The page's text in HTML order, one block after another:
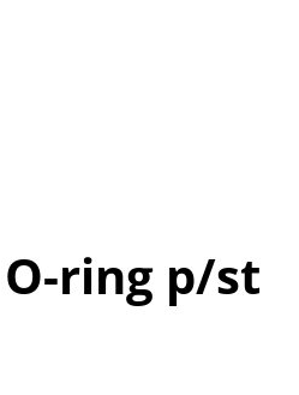
O-ring p/st